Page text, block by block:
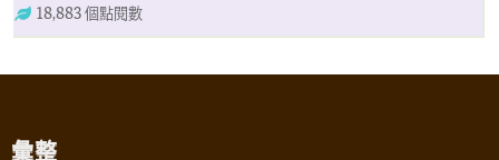
18,883 個點閱數
彙整